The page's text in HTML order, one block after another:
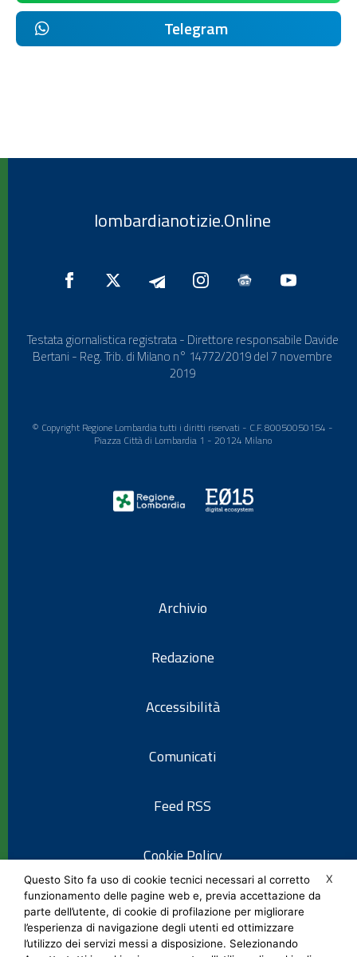
Telegram
lombardianotizie.Online
Testata giornalistica registrata - Direttore responsabile Davide
Bertani - Reg. Trib. di Milano n° 14772/2019 del 7 novembre
2019
© Copyright Regione Lombardia tutti i diritti riservati - C.F. 80050050154 -
Piazza Città di Lombardia 1 - 20124 Milano
Archivio
Redazione
Accessibilità
Comunicati
Feed RSS
Cookie Policy
Informativa privacy
X
Questo Sito fa uso di cookie tecnici necessari al corretto
funzionamento delle pagine web e, previa accettazione da
parte dell’utente, di cookie di profilazione per migliorare
l’esperienza di navigazione degli utenti ed ottimizzare
l’utilizzo dei servizi messi a disposizione. Selezionando